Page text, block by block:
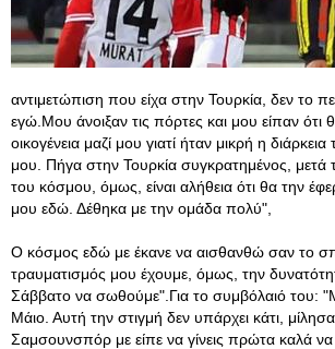
αντιμετώπιση που είχα στην Τουρκία, δεν το
εγώ.Μου άνοιξαν τις πόρτες και μου είπαν ότι
οικογένεια μαζί μου γιατί ήταν μικρή η
μου. Πήγα στην Τουρκία συγκρατημένος, μετά
του κόσμου, όμως, είναι αλήθεια ότι θα την
μου εδώ. Δέθηκα με την ομάδα πολύ",
Ο κόσμος εδώ με έκανε να αισθανθώ σαν το
τραυματισμός μου έχουμε, όμως, την
Σάββατο να σωθούμε".Για το συμβόλαιό του:
Μάιο. Αυτή την στιγμή δεν υπάρχει κάτι,
Σαμσουνσπόρ με είπε να γίνεις πρώτα καλά